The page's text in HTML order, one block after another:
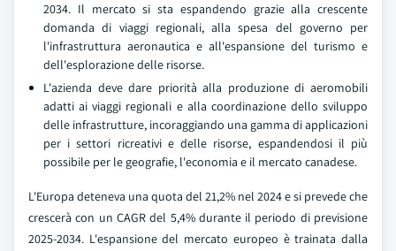
2034. Il mercato si sta espandendo grazie alla crescente
domanda di viaggi regionali, alla spesa del governo per
l'infrastruttura aeronautica e all'espansione del turismo e
dell'esplorazione delle risorse.
L'azienda deve dare priorità alla produzione di aeromobili
adatti ai viaggi regionali e alla coordinazione dello sviluppo
delle infrastrutture, incoraggiando una gamma di applicazioni
per i settori ricreativi e delle risorse, espandendosi il più
possibile per le geografie, l'economia e il mercato canadese.
L'Europa deteneva una quota del 21,2% nel 2024 e si prevede che
crescerà con un CAGR del 5,4% durante il periodo di previsione
2025-2034. L'espansione del mercato europeo è trainata dalla